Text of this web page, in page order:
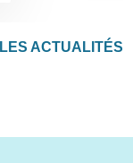
ACTUALITÉS